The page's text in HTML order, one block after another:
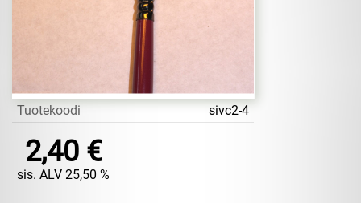
Tuotekoodi sivc2-4
2,40 €
sis. ALV 25,50 %